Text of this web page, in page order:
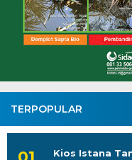
TERPOPULAR
Kios Istana